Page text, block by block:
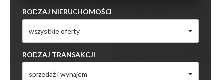
RODZAJ NIERUCHOMOŚCI
wszystkie oferty
RODZAJ TRANSAKCJI
sprzedaż i wynajem